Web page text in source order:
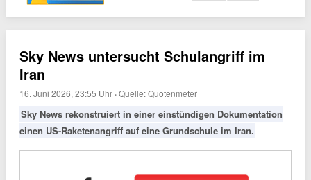
Sky News untersucht Schulangriff im
Iran
16. Juni 2026, 23:55 Uhr ·Quelle:Quotenmeter
Sky News rekonstruiert in einer einstündigen Dokumentation
einen US-Raketenangriff auf eine Grundschule im Iran.